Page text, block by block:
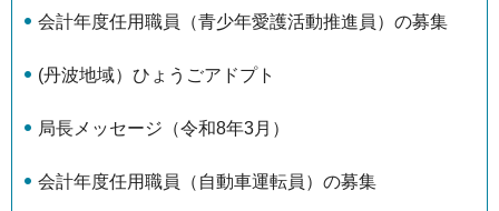
会計年度任用職員（青少年愛護活動推進員）の募集
(丹波地域）ひょうごアドプト
局長メッセージ（令和8年3月）
会計年度任用職員（自動車運転員）の募集